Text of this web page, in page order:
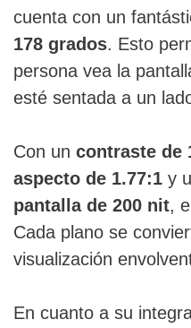
cuenta con un
178 grados. Esto
persona vea la
esté sentada a un
Con un contraste de
aspecto de 1.77:1 y
pantalla de 200 nit,
Cada plano se
visualización
En cuanto a su